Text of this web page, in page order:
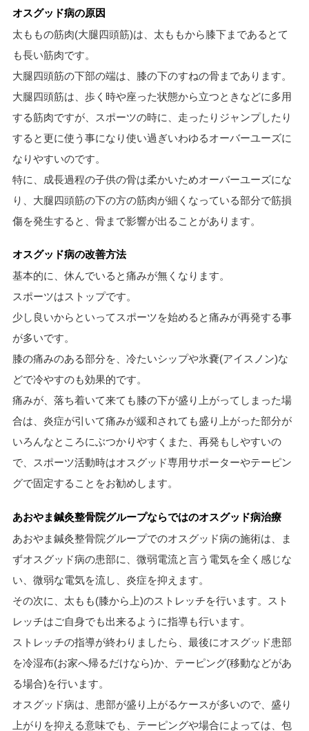
オスグッド病の原因
太ももの筋肉(大腿四頭筋)は、太ももから膝下まであるとて
も長い筋肉です。
大腿四頭筋の下部の端は、膝の下のすねの骨まであります。
大腿四頭筋は、歩く時や座った状態から立つときなどに多用
する筋肉ですが、スポーツの時に、走ったりジャンプしたり
すると更に使う事になり使い過ぎいわゆるオーバーユーズに
なりやすいのです。
特に、成長過程の子供の骨は柔かいためオーバーユーズにな
り、大腿四頭筋の下の方の筋肉が細くなっている部分で筋損
傷を発生すると、骨まで影響が出ることがあります。
オスグッド病の改善方法
基本的に、休んでいると痛みが無くなります。
スポーツはストップです。
少し良いからといってスポーツを始めると痛みが再発する事
が多いです。
膝の痛みのある部分を、冷たいシップや氷嚢(アイスノン)な
どで冷やすのも効果的です。
痛みが、落ち着いて来ても膝の下が盛り上がってしまった場
合は、炎症が引いて痛みが緩和されても盛り上がった部分が
いろんなところにぶつかりやすくまた、再発もしやすいの
で、スポーツ活動時はオスグッド専用サポーターやテーピン
グで固定することをお勧めします。
あおやま鍼灸整骨院グループならではのオスグッド病治療
あおやま鍼灸整骨院グループでのオスグッド病の施術は、ま
ずオスグッド病の患部に、微弱電流と言う電気を全く感じな
い、微弱な電気を流し、炎症を抑えます。
その次に、太もも(膝から上)のストレッチを行います。スト
レッチはご自身でも出来るように指導も行います。
ストレッチの指導が終わりましたら、最後にオスグッド患部
を冷湿布(お家へ帰るだけなら)か、テーピング(移動などがあ
る場合)を行います。
オスグッド病は、患部が盛り上がるケースが多いので、盛り
上がりを抑える意味でも、テーピングや場合によっては、包